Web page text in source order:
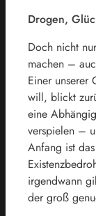
Drogen,
Doch nicht
machen –
Einer unserer
will, blickt
eine
verspielen –
Anfang ist
irgendwann
der groß